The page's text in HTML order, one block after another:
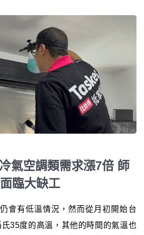
氣空調類需求漲7倍 師
臨大缺工
會有低溫情況，然而從月初開始台
35度的高溫，其他的時間的氣溫也